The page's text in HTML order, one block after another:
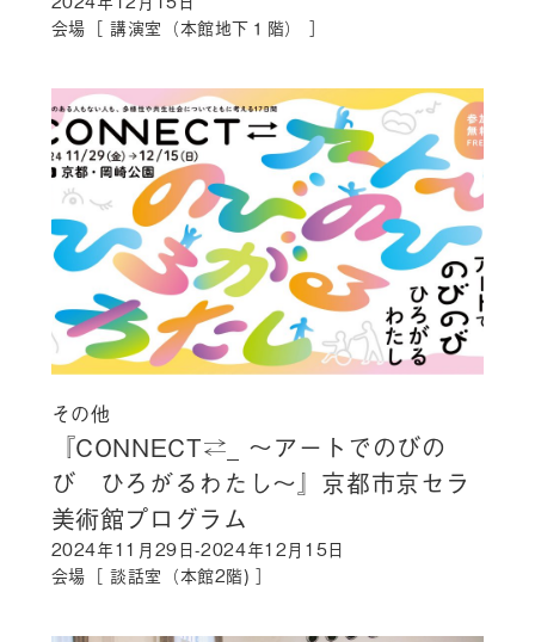
会場［ 講演室（本館地下１階） ］
その他
『CONNECT⇄_ ～アートでのびの
び ひろがるわたし～』京都市京セラ
美術館プログラム
2024年11月29日-2024年12月15日
会場［ 談話室（本館2階) ］